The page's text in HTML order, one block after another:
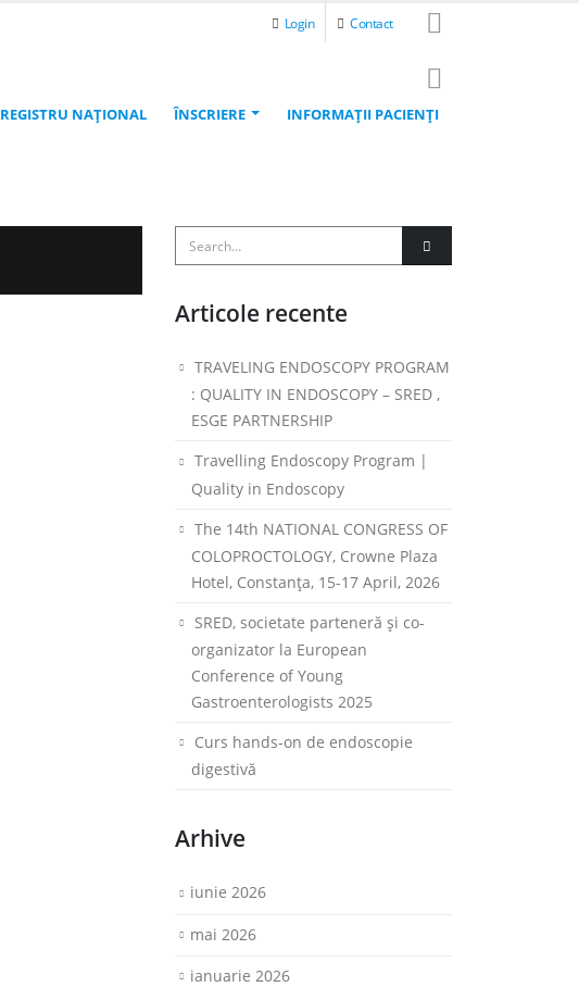
Login Contact
REGISTRU NAŢIONAL ÎNSCRIERE INFORMAŢII PACIENŢI
Articole recente
TRAVELING ENDOSCOPY PROGRAM
: QUALITY IN ENDOSCOPY – SRED ,
ESGE PARTNERSHIP
Travelling Endoscopy Program |
Quality in Endoscopy
The 14th NATIONAL CONGRESS OF
COLOPROCTOLOGY, Crowne Plaza
Hotel, Constanța, 15-17 April, 2026
SRED, societate parteneră și co-
organizator la European
Conference of Young
Gastroenterologists 2025
Curs hands-on de endoscopie
digestivă
Arhive
iunie 2026
mai 2026
ianuarie 2026